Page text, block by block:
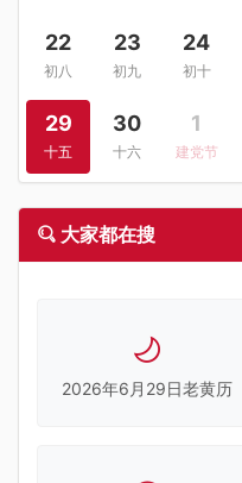
22
初八
23
初九
24
初十
29
十五
30
十六
1
建党节
大家都在搜
2026年6月29日老黄历